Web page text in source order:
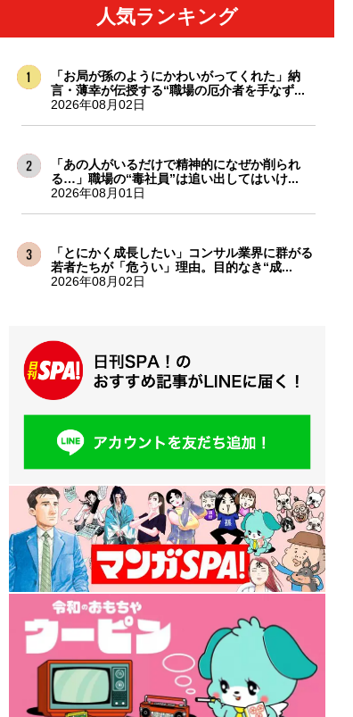
人気ランキング
「お局が孫のようにかわいがってくれた」納
言・薄幸が伝授する“職場の厄介者を手なず...
2026年08月02日
「あの人がいるだけで精神的になぜか削られ
る…」職場の“毒社員”は追い出してはいけ...
2026年08月01日
「とにかく成長したい」コンサル業界に群がる
若者たちが「危うい」理由。目的なき“成...
2026年08月02日